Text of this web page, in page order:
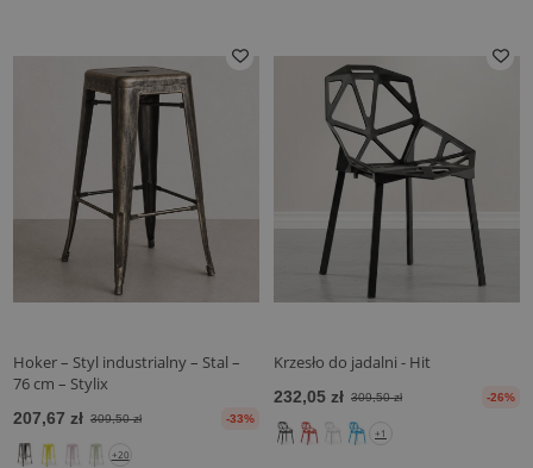
Hoker – Styl industrialny – Stal –
76 cm – Stylix
207,67 zł 309,50 zł -33%
+20
Krzesło do jadalni - Hit
232,05 zł 309,50 zł -26%
+1